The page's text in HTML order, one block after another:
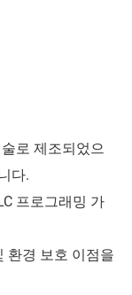
로 제조되었으
다.
프로그래밍 가
환경 보호 이점을